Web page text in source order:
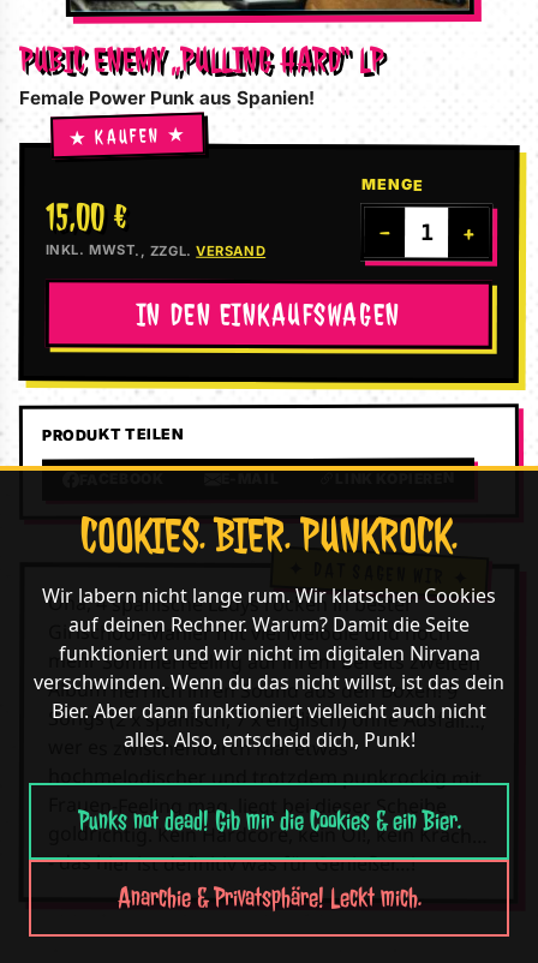
PUBIC ENEMY „PULLING HARD“ LP
Female Power Punk aus Spanien!
15,00 €
INKL. MWST., ZZGL.VERSAND
MENGE
− +
IN DEN EINKAUFSWAGEN
PRODUKT TEILEN
Oha, 4 spanische Ladys rocken in bester
Girlschool-Manier mit viel Melodie und noch
mehr Sommerfeeling auf ihrem bereits zweiten
Album herrlich ihren Sound aus den Boxen! 9
Songs (2 x spanisch, 7 x englisch) ohne Ausfall…,
wer es zwischendurch mal etwas
hochmelodischer und trotzdem punkrockig mit
Frauen-Feeling mag, liegt bei dieser Scheibe
goldrichtig. Kein Hardcore, kein Oi!, kein Krach…
- das hier ist definitiv was für Genießer…!
COOKIES. BIER. PUNKROCK.
Wir labern nicht lange rum. Wir klatschen Cookies
auf deinen Rechner. Warum? Damit die Seite
funktioniert und wir nicht im digitalen Nirvana
verschwinden. Wenn du das nicht willst, ist das dein
Bier. Aber dann funktioniert vielleicht auch nicht
alles. Also, entscheid dich, Punk!
Punks not dead! Gib mir die Cookies & ein Bier.
Anarchie & Privatsphäre! Leckt mich.